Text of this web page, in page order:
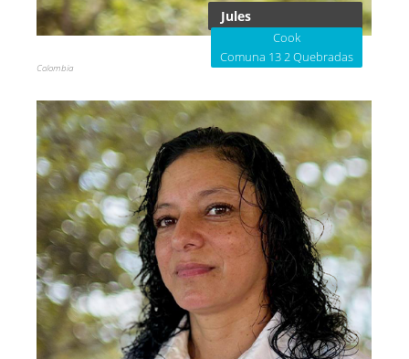
Jules
Cook
Comuna 13 2 Quebradas
Colombia